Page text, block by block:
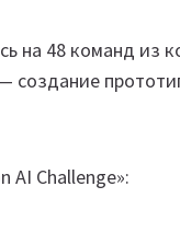
на 48 команд из
создание
AI Challenge»: